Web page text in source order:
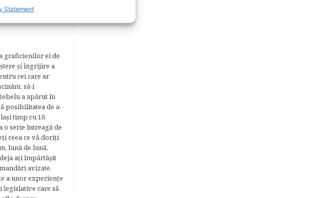
Statement
graficienilor ei de
şi îngrijire a
cei care ar
să-i
a apărut în
posibilitatea de a-
timp cu 16
o serie întreagă de
ceea ce vă doriţi
lună de lună,
aţi împărtăşit
avizate.
a unor experienţe
legislative care să